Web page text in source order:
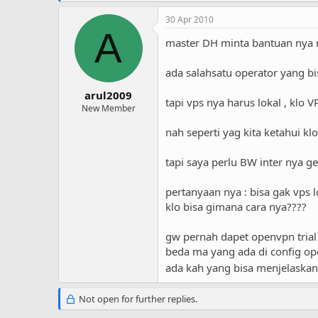
A
arul2009
New Member
30 Apr 2010
master DH minta bantuan nya
ada salahsatu operator yang
tapi vps nya harus lokal , klo
nah seperti yag kita ketahui
tapi saya perlu BW inter nya
pertanyaan nya : bisa gak vps
klo bisa gimana cara nya????
gw pernah dapet openvpn
beda ma yang ada di config
ada kah yang bisa
Not open for further replies.